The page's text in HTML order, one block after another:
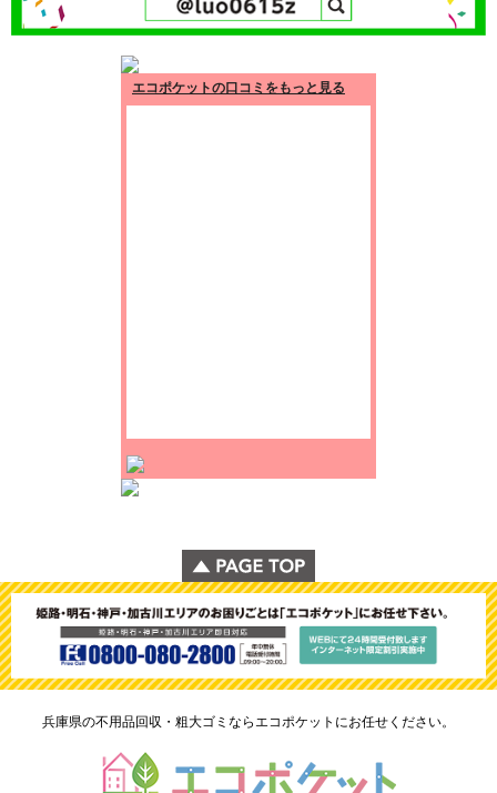
エコポケットの口コミをもっと見る
兵庫県の不用品回収・粗大ゴミならエコポケットにお任せください。